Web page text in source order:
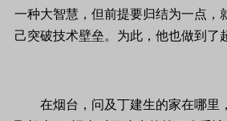
一种大智慧，但前提要归结为一点，
己突破技术壁垒。为此，他也做到了
在烟台，问及丁建生的家在哪里